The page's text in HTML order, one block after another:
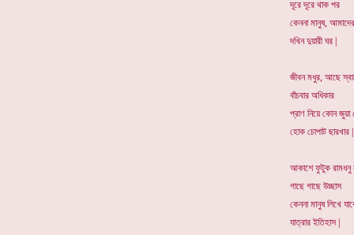
দূরে দূরে থাক পর
কেননা মানুষ,
দখিন দুয়ারী ঘর |
জীবন মধুর, আছে
বাঁচবার অধিকার
প্রাণ নিয়ে কোন জুয়া
হোক চোপাট ছারখার |
আকাশে ফুটুক রামধনু
গাছে গাছে উচ্ছাস
কেননা মানুষ লিখে
যাত্রার ইতিহাস |